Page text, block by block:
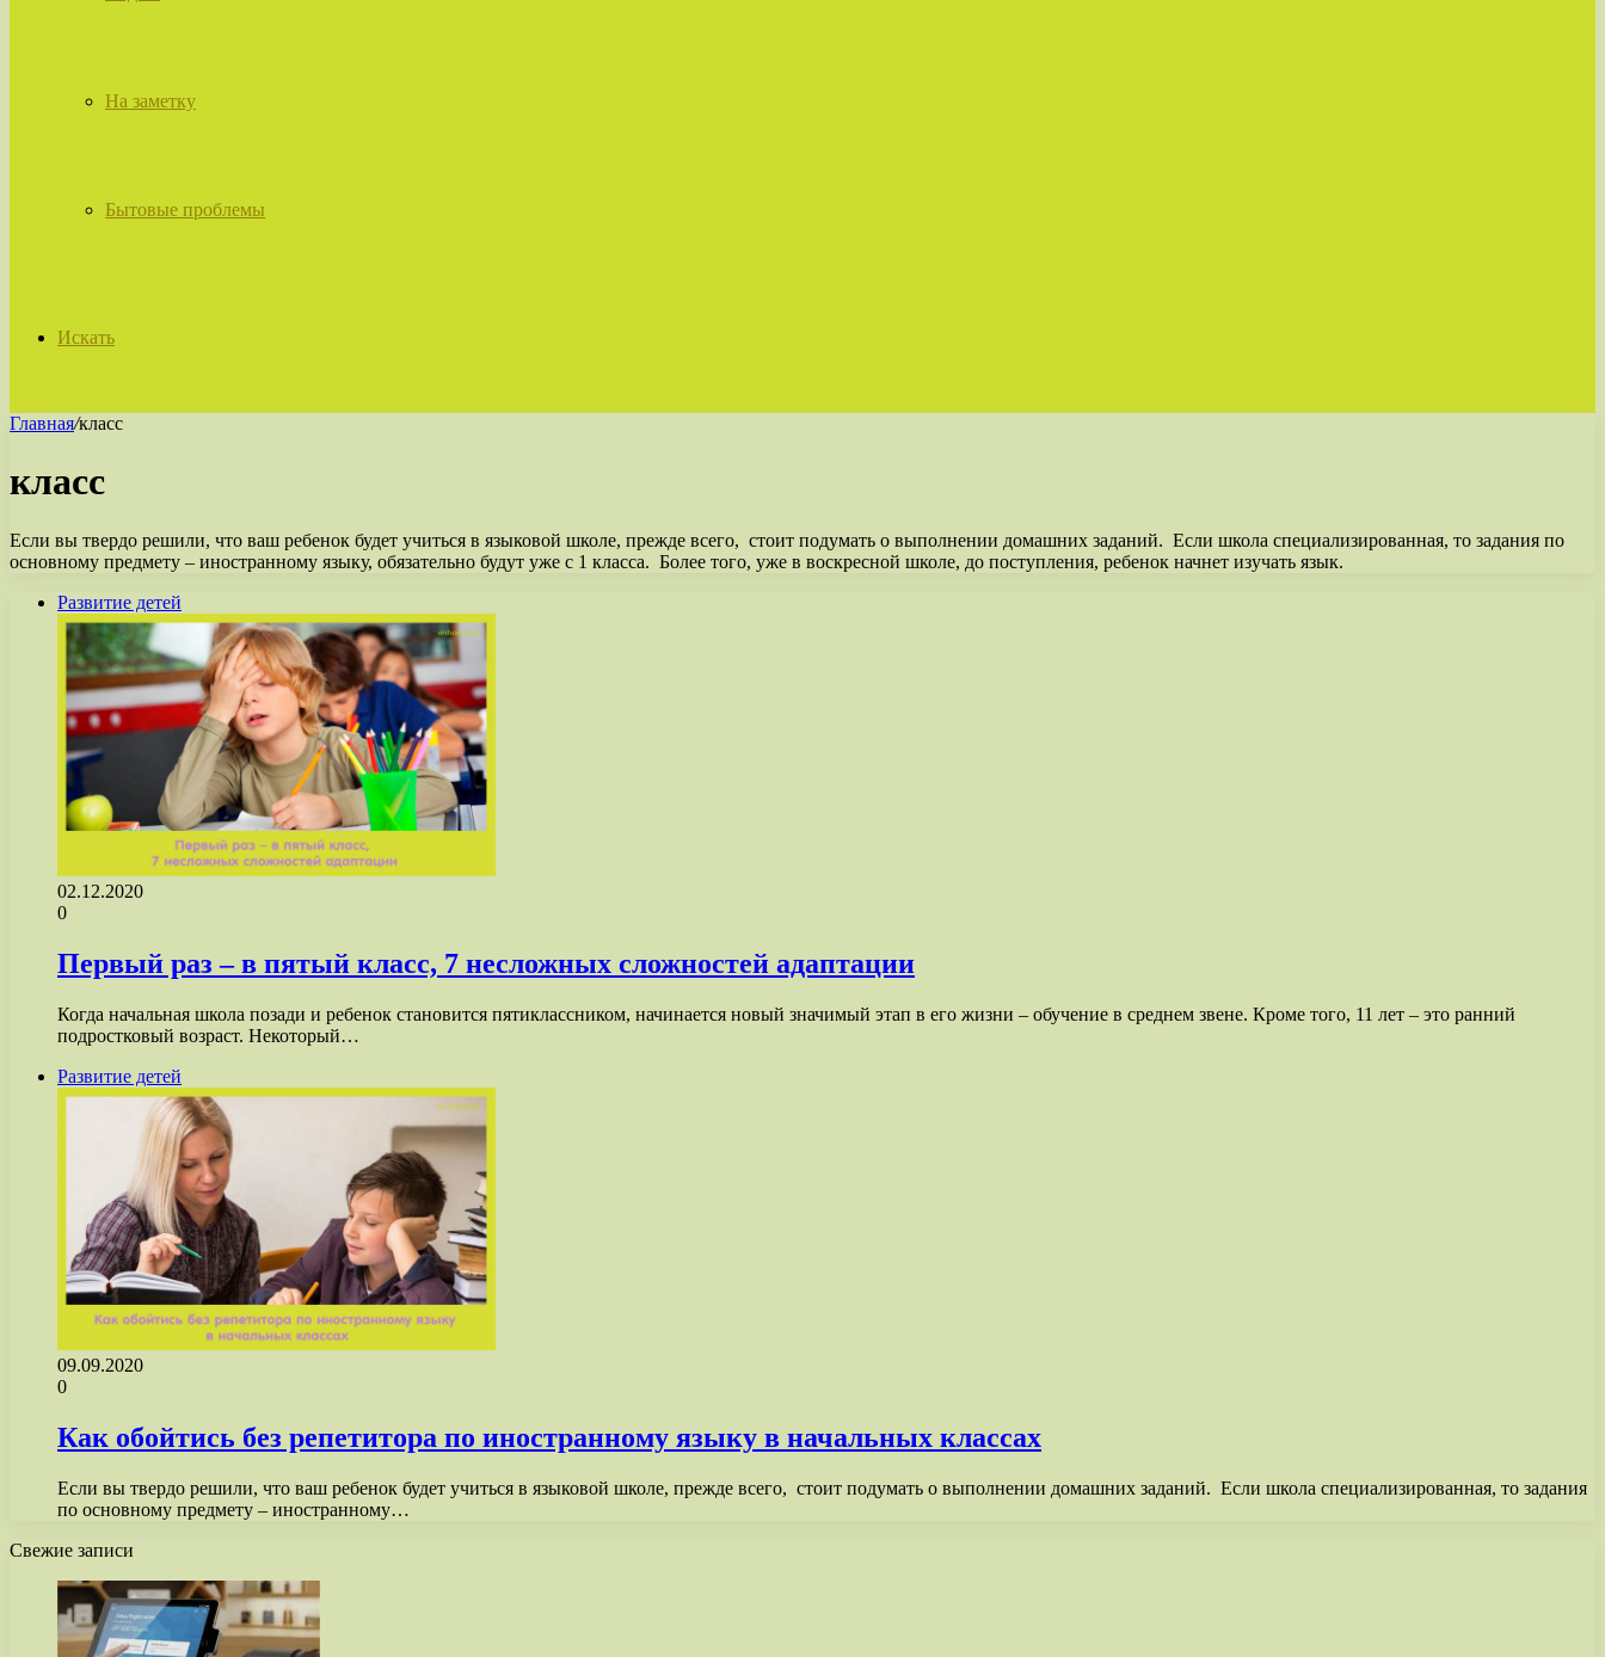
На заметку
Бытовые проблемы
Искать
Главная/класс
класс
Если вы твердо решили, что ваш ребенок будет учиться в языковой школе, прежде всего, стоит подумать о выполнении домашних заданий. Если школа специализированная, то задания по
основному предмету – иностранному языку, обязательно будут уже с 1 класса. Более того, уже в воскресной школе, до поступления, ребенок начнет изучать язык.
Развитие детей
02.12.2020
0
Первый раз – в пятый класс, 7 несложных сложностей адаптации
Когда начальная школа позади и ребенок становится пятиклассником, начинается новый значимый этап в его жизни – обучение в среднем звене. Кроме того, 11 лет – это ранний
подростковый возраст. Некоторый…
Развитие детей
09.09.2020
0
Как обойтись без репетитора по иностранному языку в начальных классах
Если вы твердо решили, что ваш ребенок будет учиться в языковой школе, прежде всего, стоит подумать о выполнении домашних заданий. Если школа специализированная, то задания
по основному предмету – иностранному…
Свежие записи